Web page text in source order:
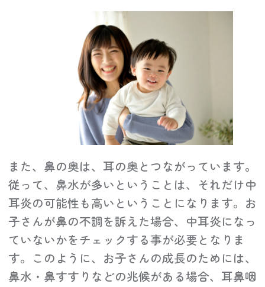
また、鼻の奥は、耳の奥とつながっています。
従って、鼻水が多いということは、それだけ中
耳炎の可能性も高いということになります。お
子さんが鼻の不調を訴えた場合、中耳炎になっ
ていないかをチェックする事が必要となりま
す。このように、お子さんの成長のためには、
鼻水・鼻すすりなどの兆候がある場合、耳鼻咽